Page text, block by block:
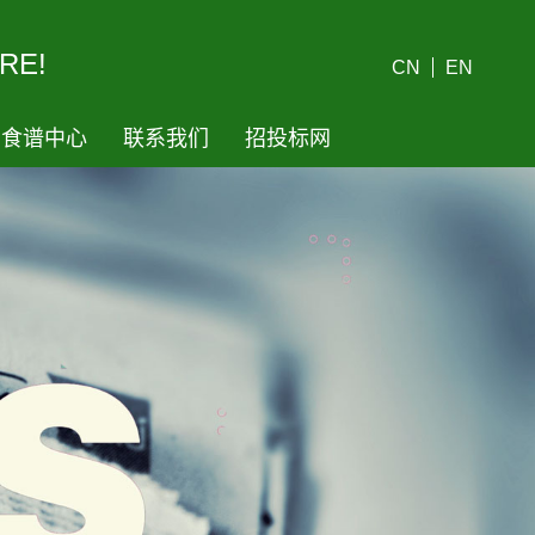
CN EN
食谱中心 联系我们 招投标网